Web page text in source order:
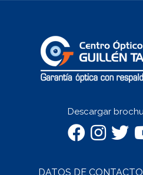
Descargar
DATOS DE CONTACTO